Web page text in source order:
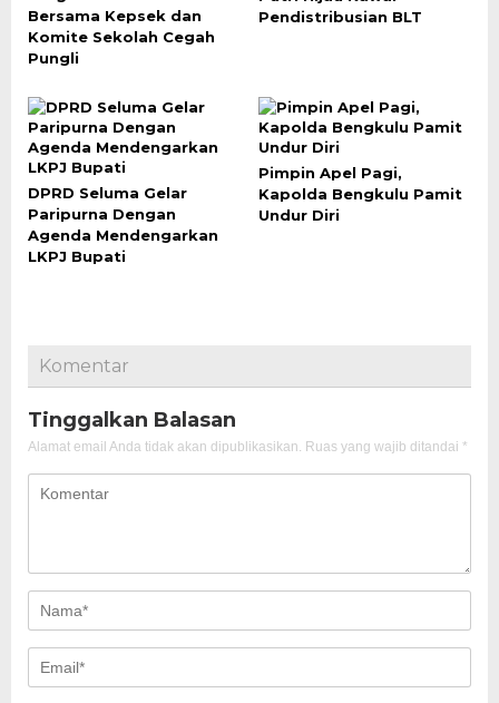
Bersama Kepsek dan
Komite Sekolah Cegah
Pungli
Pendistribusian BLT
DPRD Seluma Gelar
Paripurna Dengan
Agenda Mendengarkan
LKPJ Bupati
Pimpin Apel Pagi,
Kapolda Bengkulu Pamit
Undur Diri
Komentar
Tinggalkan Balasan
Alamat email Anda tidak akan dipublikasikan. Ruas yang wajib ditandai *